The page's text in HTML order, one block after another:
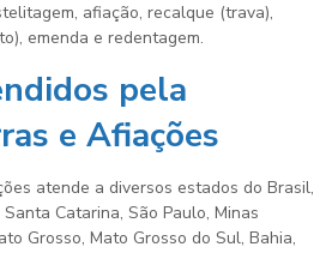
afiação, recalque (trava),
emenda e redentagem.
pela
e Afiações
atende a diversos estados do Brasil,
Catarina, São Paulo, Minas
Grosso, Mato Grosso do Sul, Bahia,